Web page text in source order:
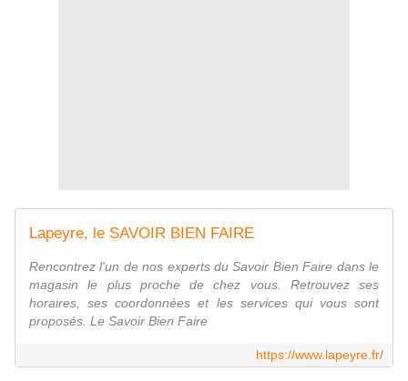
Lapeyre, le SAVOIR BIEN FAIRE
Rencontrez l'un de nos experts du Savoir Bien Faire dans le
magasin le plus proche de chez vous. Retrouvez ses
horaires, ses coordonnées et les services qui vous sont
proposés. Le Savoir Bien Faire
https://www.lapeyre.fr/